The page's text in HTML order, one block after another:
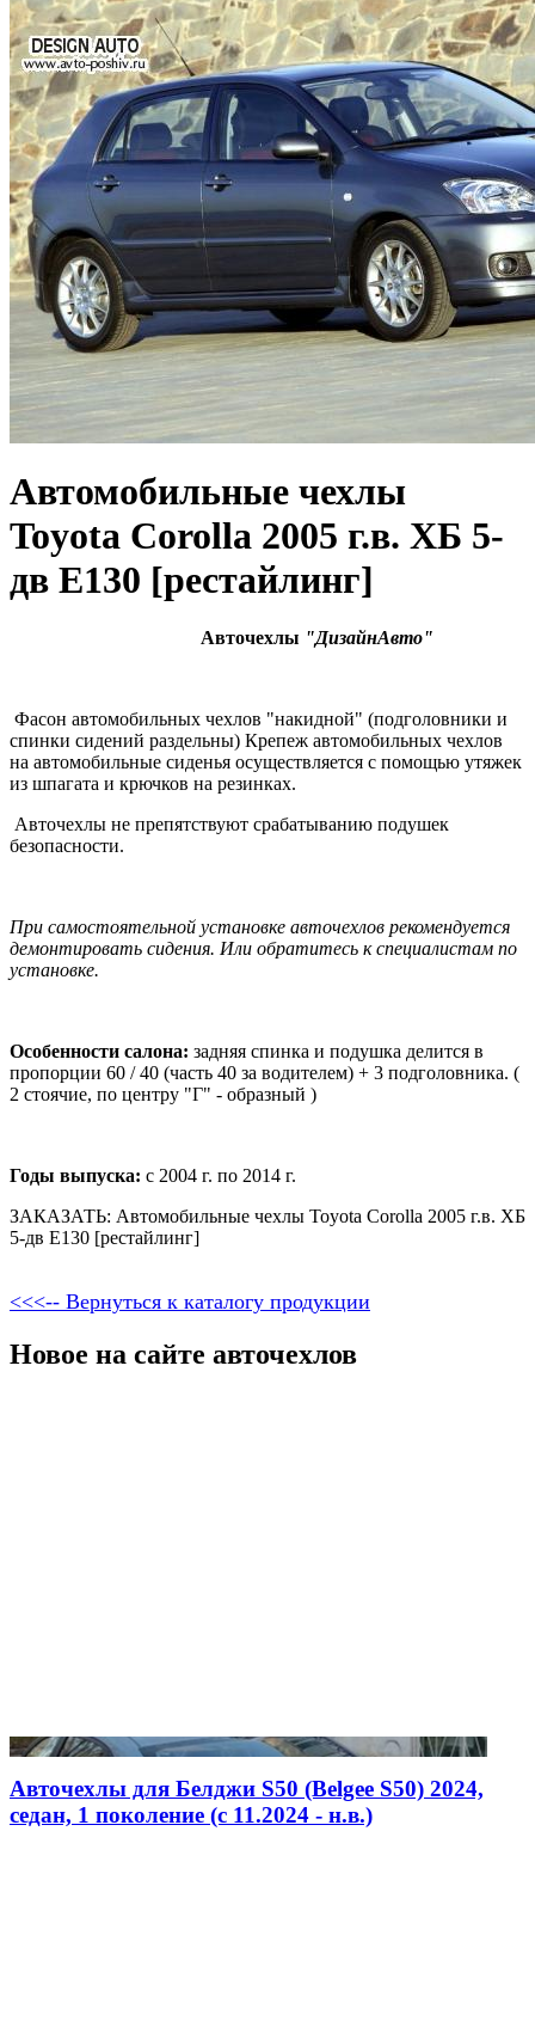
Автомобильные чехлы
Toyota Corolla 2005 г.в. ХБ 5-
дв E130 [рестайлинг]
Авточехлы "ДизайнАвто"
Фасон автомобильных чехлов "накидной" (подголовники и
спинки сидений раздельны) Крепеж автомобильных чехлов
на автомобильные сиденья осуществляется с помощью утяжек
из шпагата и крючков на резинках.
Авточехлы не препятствуют срабатыванию подушек
безопасности.
При самостоятельной установке авточехлов рекомендуется
демонтировать сидения. Или обратитесь к специалистам по
установке.
Особенности салона: задняя спинка и подушка делится в
пропорции 60 / 40 (часть 40 за водителем) + 3 подголовника. (
2 стоячие, по центру "Г" - образный )
Годы выпуска: с 2004 г. по 2014 г.
ЗАКАЗАТЬ: Автомобильные чехлы Toyota Corolla 2005 г.в. ХБ
5-дв E130 [рестайлинг]
<<<-- Вернуться к каталогу продукции
Новое на сайте авточехлов
Авточехлы для Белджи S50 (Belgee S50) 2024,
седан, 1 поколение (c 11.2024 - н.в.)